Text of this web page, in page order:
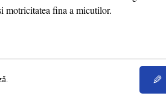
motricitatea fina a micutilor.
✎